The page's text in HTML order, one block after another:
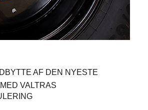
AF DEN NYESTE
VALTRAS